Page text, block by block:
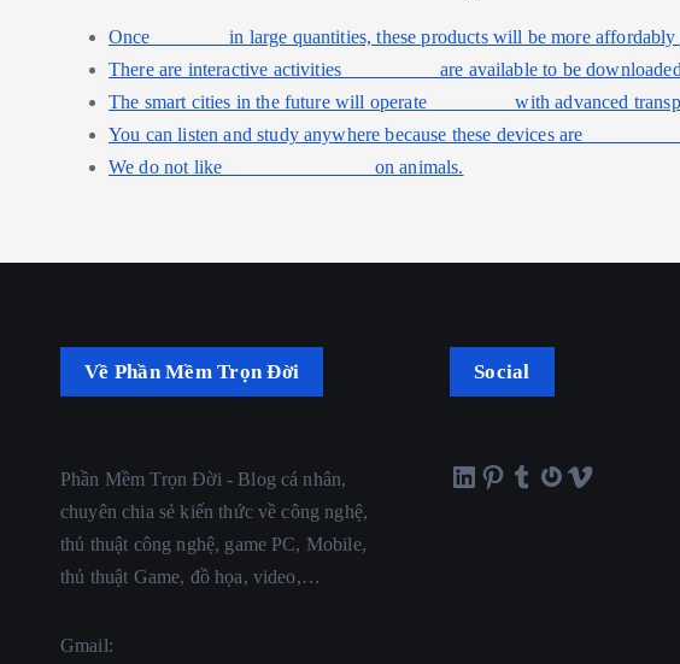
Once _______ in large quantities, these products will be more affordably
There are interactive activities _________ are available to be
The smart cities in the future will operate ________ with advanced
You can listen and study anywhere because these devices are
We do not like _______________on animals.
Về Phần Mềm Trọn Đời
Phần Mềm Trọn Đời - Blog cá nhân,
chuyên chia sẻ kiến thức về công nghệ,
thủ thuật công nghệ, game PC, Mobile,
thủ thuật Game, đồ họa, video,…
Gmail:
Social
LinkedIn Pinterest Tumblr Gravatar Vimeo